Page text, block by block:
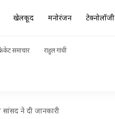
खेलकूद मनोरंजन टेक्नोलॉजी
समाचार राहुल गांधी
सांसद ने दी जानकारी